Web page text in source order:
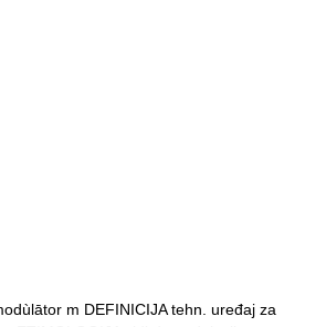
m DEFINICIJA tehn. uređaj za